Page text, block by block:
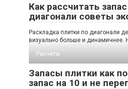
Как рассчитать
диагонали советы
Раскладка плитки по диагонали
визуально больше и динамичнее.
Расчёты
Запасы плитки как
запас на 10 и не